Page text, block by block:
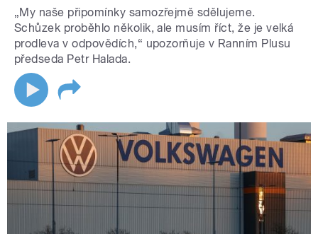
„My naše připomínky samozřejmě sdělujeme.
Schůzek proběhlo několik, ale musím říct, že je velká
prodleva v odpovědích,“ upozorňuje v Ranním Plusu
předseda Petr Halada.